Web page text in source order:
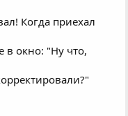
Когда приехал
окно: "Hу что,